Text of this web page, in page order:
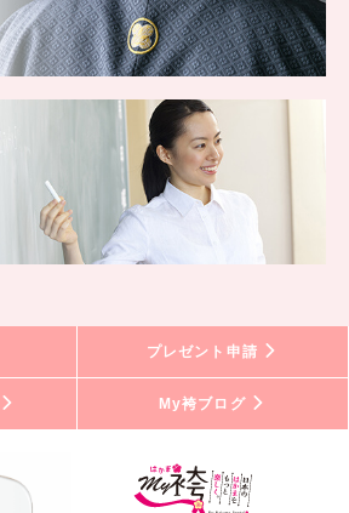
プレゼント申請
My袴ブログ